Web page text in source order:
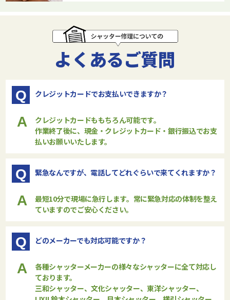
よくあるご質問
Q クレジットカードでお支払いできますか？
A
クレジットカードももちろん可能です。
作業終了後に、現金・クレジットカード・銀行振込でお支
払いお願いいたします。
Q 緊急なんですが、電話してどれぐらいで来てくれますか？
A
最短10分で現場に急行します。常に緊急対応の体制を整え
ていますのでご安心ください。
Q どのメーカーでも対応可能ですか？
A
各種シャッターメーカーの様々なシャッターに全て対応し
ております。
三和シャッター、文化シャッター、東洋シャッター、